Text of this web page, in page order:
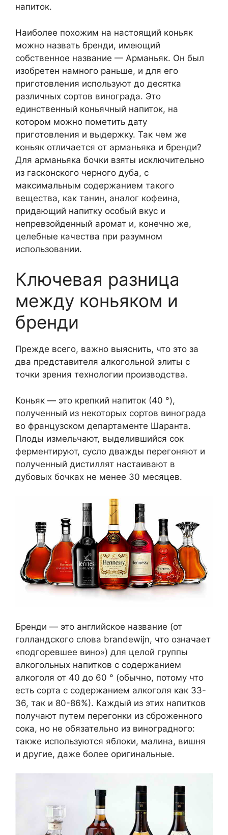
напиток.
Наиболее похожим на настоящий коньяк
можно назвать бренди, имеющий
собственное название — Арманьяк. Он был
изобретен намного раньше, и для его
приготовления используют до десятка
различных сортов винограда. Это
единственный коньячный напиток, на
котором можно пометить дату
приготовления и выдержку. Так чем же
коньяк отличается от арманьяка и бренди?
Для арманьяка бочки взяты исключительно
из гасконского черного дуба, с
максимальным содержанием такого
вещества, как танин, аналог кофеина,
придающий напитку особый вкус и
непревзойденный аромат и, конечно же,
целебные качества при разумном
использовании.
Ключевая разница
между коньяком и
бренди
Прежде всего, важно выяснить, что это за
два представителя алкогольной элиты с
точки зрения технологии производства.
Коньяк — это крепкий напиток (40 °),
полученный из некоторых сортов винограда
во французском департаменте Шаранта.
Плоды измельчают, выделившийся сок
ферментируют, сусло дважды перегоняют и
полученный дистиллят настаивают в
дубовых бочках не менее 30 месяцев.
Бренди — это английское название (от
голландского слова brandewijn, что означает
«подгоревшее вино») для целой группы
алкогольных напитков с содержанием
алкоголя от 40 до 60 ° (обычно, потому что
есть сорта с содержанием алкоголя как 33-
36, так и 80-86%). Каждый из этих напитков
получают путем перегонки из сброженного
сока, но не обязательно из виноградного:
также используются яблоки, малина, вишня
и другие, даже более оригинальные.